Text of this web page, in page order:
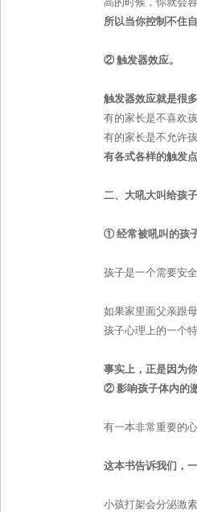
所以当你控制不住
② 触发器效应。
触发器效应就是很
有的家长是不喜欢
有的家长是不允许
有各式各样的触发
二、大吼大叫给孩
① 经常被吼叫的孩
孩子是一个需要安
如果家里面父亲跟
孩子心理上的一个
事实上，正是因为
② 影响孩子体内的
有一本非常重要的
这本书告诉我们，
小孩打架会分泌激